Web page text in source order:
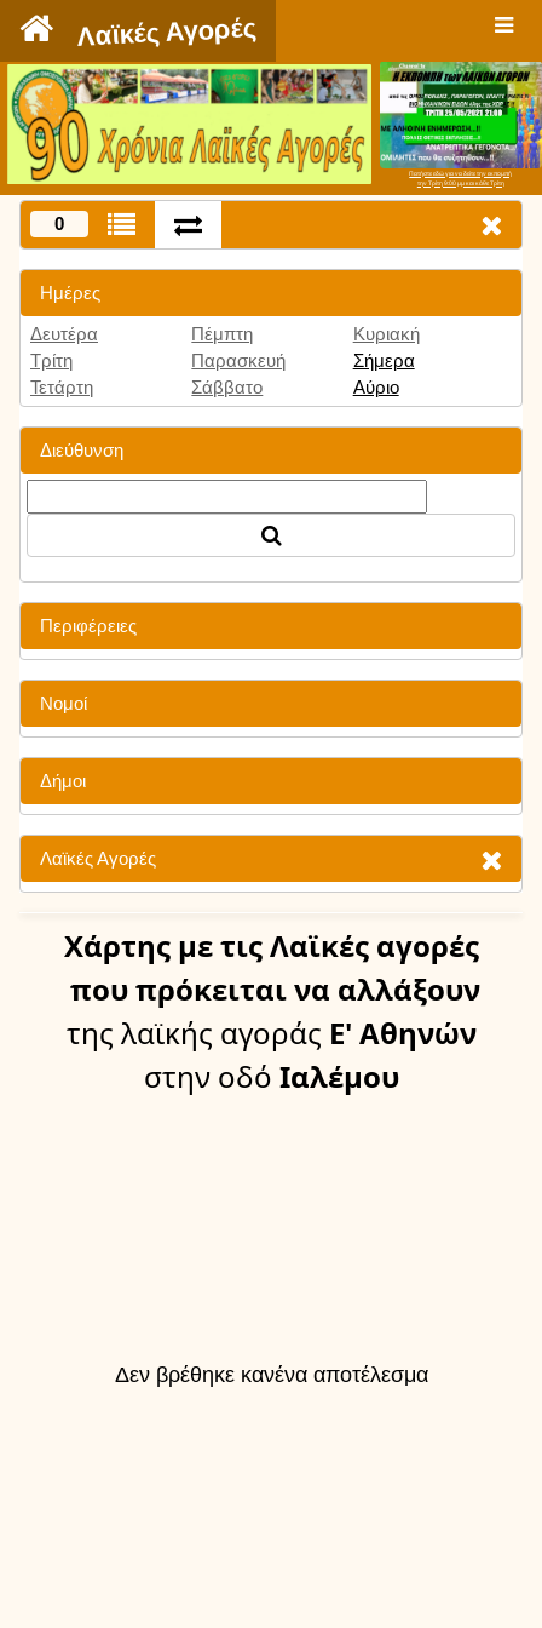
Λαϊκές Αγορές
Πατήστε εδώ για να δείτε την εκπομπή
την Τρίτη 9:00 μμ και κάθε Τρίτη
0
Ημέρες
Δευτέρα
Τρίτη
Τετάρτη
Πέμπτη
Παρασκευή
Σάββατο
Κυριακή
Σήμερα
Αύριο
Διεύθυνση
Περιφέρειες
Νομοί
Δήμοι
Λαϊκές Αγορές
Χάρτης με τις Λαϊκές αγορές
που πρόκειται να αλλάξουν
της λαϊκής αγοράς Ε' Αθηνών
στην οδό Ιαλέμου
Δεν βρέθηκε κανένα αποτέλεσμα